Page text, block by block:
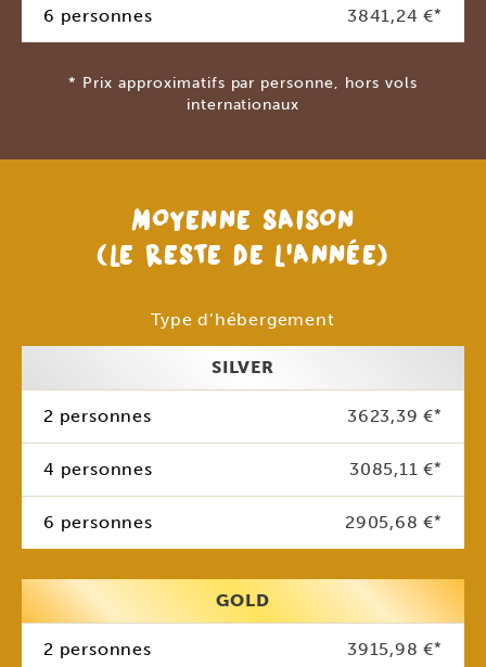
6 personnes 3841,24 €*
* Prix approximatifs par personne, hors vols
internationaux
MOYENNE SAISON
(LE RESTE DE L’ANNÉE)
Type d’hébergement
SILVER
2 personnes 3623,39 €*
4 personnes 3085,11 €*
6 personnes 2905,68 €*
GOLD
2 personnes 3915,98 €*